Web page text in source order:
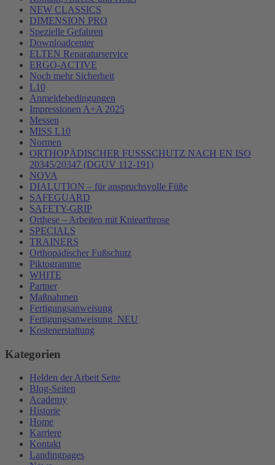
NEW CLASSICS
DIMENSION PRO
Spezielle Gefahren
Downloadcenter
ELTEN Reparaturservice
ERGO-ACTIVE
Noch mehr Sicherheit
L10
Anmeldebedingungen
Impressionen A+A 2025
Messen
MISS L10
Normen
ORTHOPÄDISCHER FUSSSCHUTZ NACH EN ISO
20345/20347 (DGUV 112-191)
NOVA
DIALUTION – für anspruchsvolle Füße
SAFEGUARD
SAFETY-GRIP
Orthese – Arbeiten mit Kniearthrose
SPECIALS
TRAINERS
Orthopädischer Fußschutz
Piktogramme
WHITE
Partner
Maßnahmen
Fertigungsanweisung
Fertigungsanweisung_NEU
Kostenerstattung
Kategorien
Helden der Arbeit Seite
Blog-Seiten
Academy
Historie
Home
Karriere
Kontakt
Landingpages